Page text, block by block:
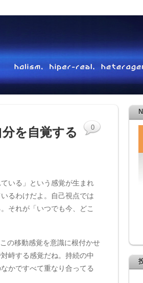
を自覚する
いる」という感覚が生まれ
るわけだよ。自己視点では
それが「いつでも今、どこ
の移動感覚を意識に根付かせ
峙する感覚だね。持続の中
かですべて重なり合ってる
0